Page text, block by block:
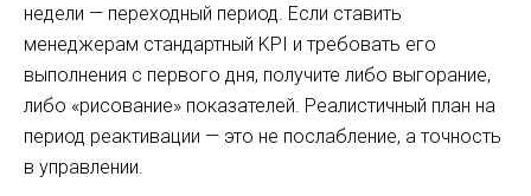
недели — переходный период. Если ставить
менеджерам стандартный KPI и требовать его
выполнения с первого дня, получите либо выгорание,
либо «рисование» показателей. Реалистичный план на
период реактивации — это не послабление, а точность
в управлении.